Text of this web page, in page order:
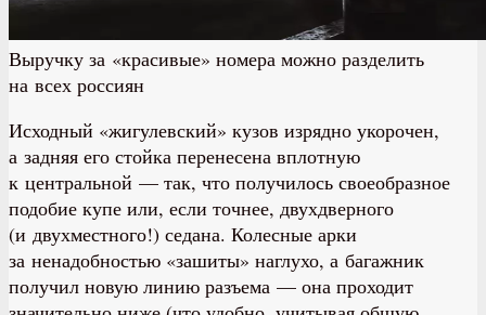
Выручку за «красивые» номера можно разделить
на всех россиян
Исходный «жигулевский» кузов изрядно укорочен,
а задняя его стойка перенесена вплотную
к центральной — так, что получилось своеобразное
подобие купе или, если точнее, двухдверного
(и двухместного!) седана. Колесные арки
за ненадобностью «зашиты» наглухо, а багажник
получил новую линию разъема — она проходит